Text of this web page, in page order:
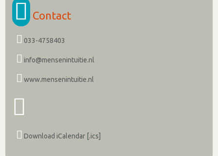
Contact
033-4758403
info@mensenintuitie.nl
www.mensenintuitie.nl
Download iCalendar [.ics]